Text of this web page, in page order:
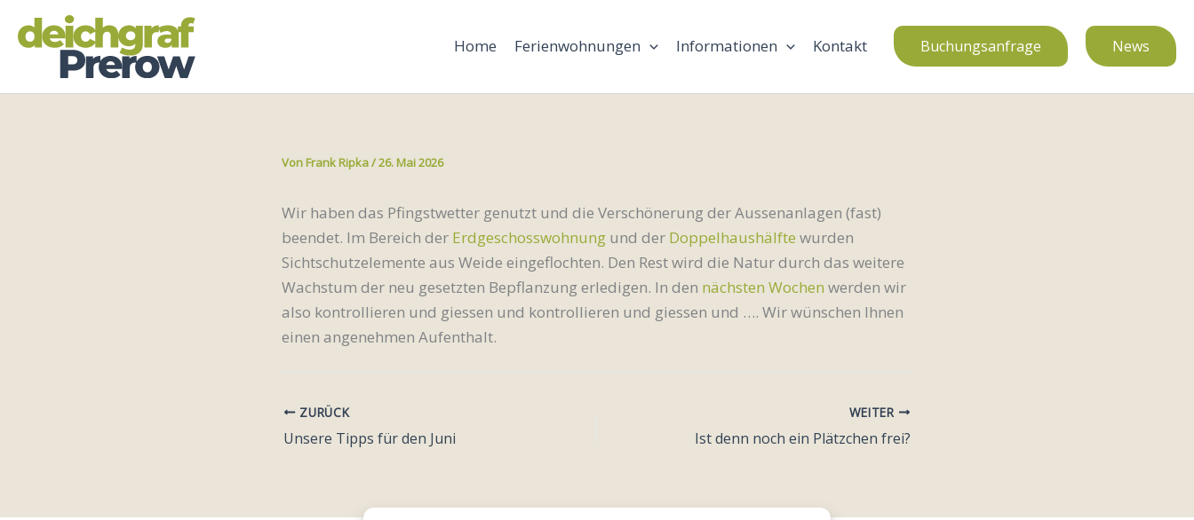
Inhalt
Home Ferienwohnungen Informationen Kontakt Buchungsanfrage News
Von Frank Ripka/26. Mai 2026
Wir haben das Pfingstwetter genutzt und die Verschönerung der Aussenanlagen (fast)
beendet. Im Bereich der Erdgeschosswohnung und der Doppelhaushälfte wurden
Sichtschutzelemente aus Weide eingeflochten. Den Rest wird die Natur durch das weitere
Wachstum der neu gesetzten Bepflanzung erledigen. In den nächsten Wochen werden wir
also kontrollieren und giessen und kontrollieren und giessen und …. Wir wünschen Ihnen
einen angenehmen Aufenthalt.
ZURÜCK
Unsere Tipps für den Juni
WEITER
Ist denn noch ein Plätzchen frei?